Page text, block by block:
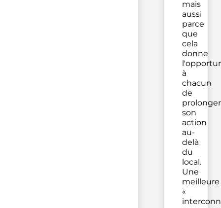
mais
aussi
parce
que
cela
donne
à
chacun
de
prolonger
son
action
au-
delà
du
local.
Une
meilleure
«